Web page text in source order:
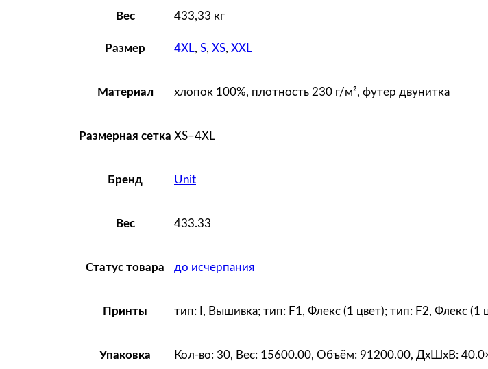
m
Вес 433,33 кг
Размер 4XL, S, XS, XXL
Материал хлопок 100%, плотность 230 г/м², футер двунитка
Размерная сетка XS–4XL
Бренд Unit
Вес 433.33
Статус товара до исчерпания
Принты тип: I, Вышивка; тип: F1, Флекс (1 цвет); тип: F2, Флекс
Упаковка Кол-во: 30, Вес: 15600.00, Объём: 91200.00, ДxШxВ: